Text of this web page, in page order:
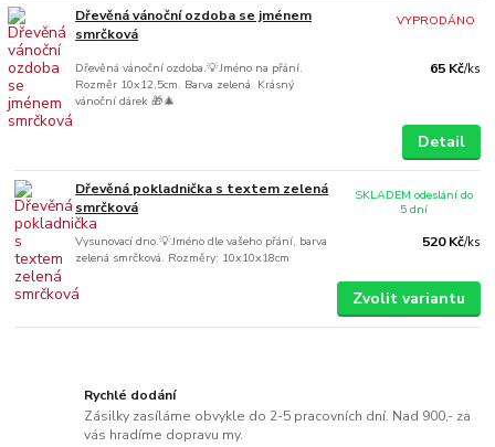
Dřevěná vánoční ozdoba se jménem
smrčková
Dřevěná vánoční ozdoba.💡Jméno na přání.
Rozměr 10x12,5cm. Barva zelená. Krásný
vánoční dárek 🎁🎄
65 Kč/ks
VYPRODÁNO
Detail
Dřevěná pokladnička s textem zelená
smrčková
Vysunovací dno.💡Jméno dle vašeho přání, barva
zelená smrčková. Rozměry: 10x10x18cm
520 Kč/ks
SKLADEM odeslání do
5 dní
Zvolit variantu
Rychlé dodání
Zásilky zasíláme obvykle do 2-5 pracovních dní. Nad 900,- za
vás hradíme dopravu my.